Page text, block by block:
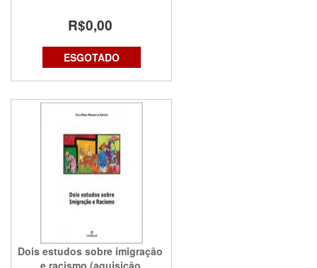
R$0,00
ESGOTADO
Dois estudos sobre imigração